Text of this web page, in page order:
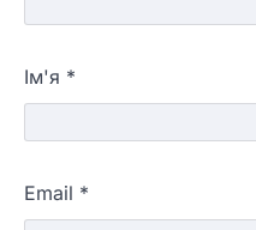
Ім'я *
Email *